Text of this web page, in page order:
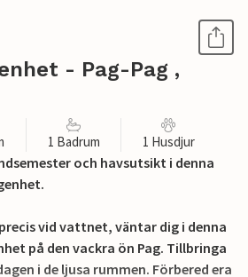
- Pag-Pag ,
1 Badrum 1 Husdjur
och havsutsikt i denna
vid vattnet, väntar dig i denna
på den vackra ön Pag. Tillbringa
i de ljusa rummen. Förbered era